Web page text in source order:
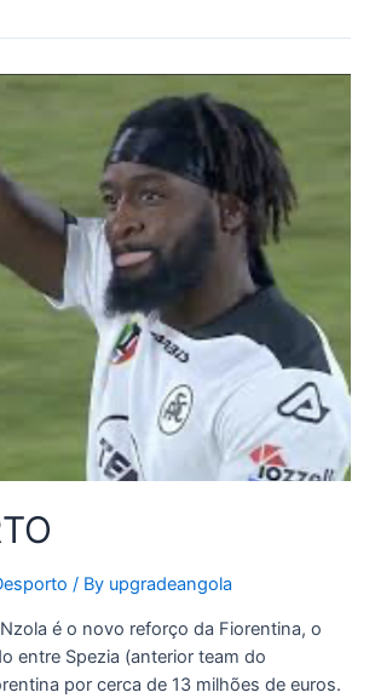
/ By upgradeangola
é o novo reforço da Fiorentina, o
entre Spezia (anterior team do
por cerca de 13 milhões de euros.